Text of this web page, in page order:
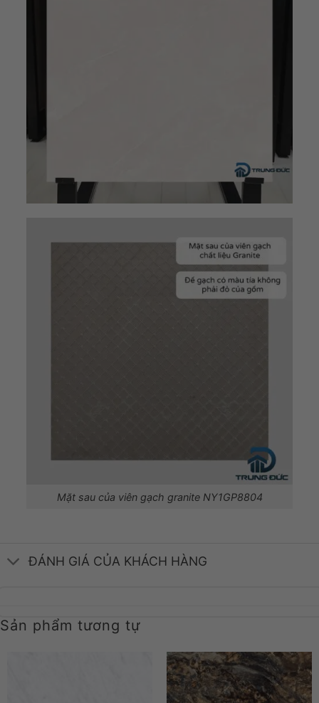
Mặt sau của viên gạch granite NY1GP8804
ĐÁNH GIÁ CỦA KHÁCH HÀNG
Sản phẩm tương tự